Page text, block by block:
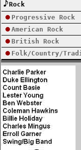
Rock
Progressive Rock
American Rock
British Rock
Folk/Country/